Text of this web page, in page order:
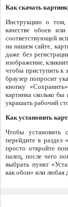
Как скачать
Инструкцию о том,
качестве обоев
соответствующей
на нашем сайте,
даже без
изображение,
чтобы приступить к
браузер попросит
кнопку
картинка сколько
украшать рабочий
Как установить
Чтобы установить
перейдите в раздел
просто откройте
палец, после чего
выбрать пункт
как обои» или любая